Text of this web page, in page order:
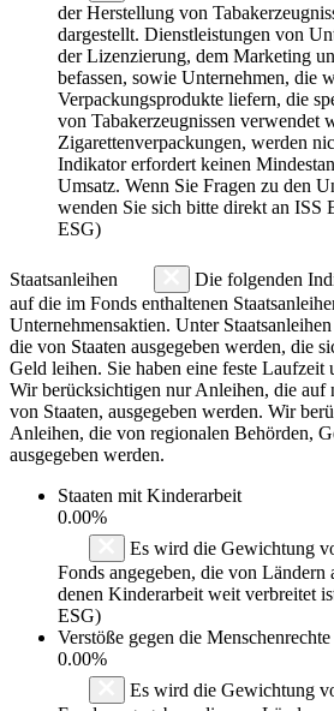
der Herstellung von
dargestellt. Dienstleistungen von
der Lizenzierung, dem Marketing
befassen, sowie Unternehmen, die
Verpackungsprodukte liefern, die
von Tabakerzeugnissen verwendet
Zigarettenverpackungen, werden
Indikator erfordert keinen
Umsatz. Wenn Sie Fragen zu den
wenden Sie sich bitte direkt an ISS
ESG)
Staatsanleihen
Die folgenden
auf die im Fonds enthaltenen
Unternehmensaktien. Unter
die von Staaten ausgegeben werden, die
Geld leihen. Sie haben eine feste Laufzeit
Wir berücksichtigen nur Anleihen, die auf
von Staaten, ausgegeben werden. Wir
Anleihen, die von regionalen Behörden,
ausgegeben werden.
Staaten mit Kinderarbeit
0.00%
Es wird die Gewichtung
Fonds angegeben, die von Ländern
denen Kinderarbeit weit verbreitet
ESG)
Verstöße gegen die Menschenrechte
0.00%
Es wird die Gewichtung